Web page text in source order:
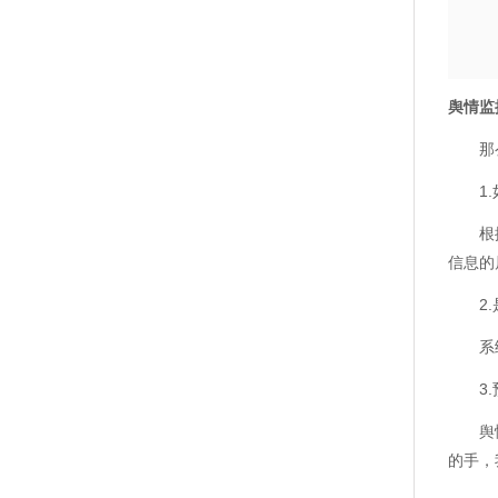
舆情
那么
1.如
根据
信息
2.是
系统
3.预
舆情
的手